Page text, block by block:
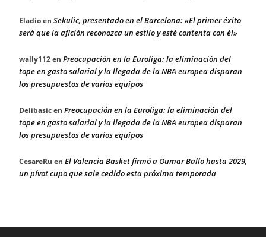
Eladioen Sekulic, presentado en el Barcelona: «El primer éxito
será que la afición reconozca un estilo y esté contenta con él»
wally112en Preocupación en la Euroliga: la eliminación del
tope en gasto salarial y la llegada de la NBA europea disparan
los presupuestos de varios equipos
Delibasicen Preocupación en la Euroliga: la eliminación del
tope en gasto salarial y la llegada de la NBA europea disparan
los presupuestos de varios equipos
CesareRu en El Valencia Basket firmó a Oumar Ballo hasta 2029,
un pívot cupo que sale cedido esta próxima temporada